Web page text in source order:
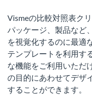
Vismeの比較対照表ク
パッケージ、製品など
を視覚化するのに最適
テンプレートを利用す
な機能をご利用いただ
の目的にあわせてデザ
することができます。